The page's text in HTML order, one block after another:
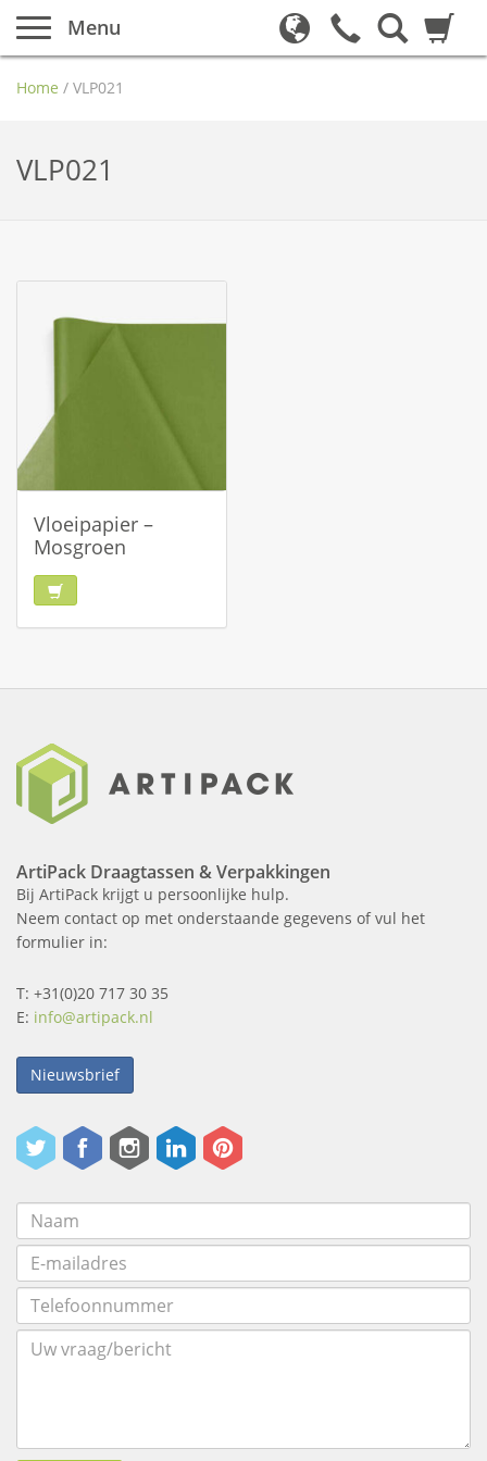
Menu
Home / VLP021
VLP021
Vloeipapier –
Mosgroen
ArtiPack Draagtassen & Verpakkingen
Bij ArtiPack krijgt u persoonlijke hulp.
Neem contact op met onderstaande gegevens of vul het
formulier in:
T: +31(0)20 717 30 35
E: info@artipack.nl
Nieuwsbrief